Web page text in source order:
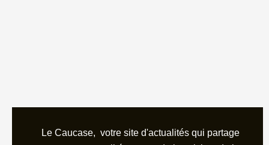
Le Caucase, votre site d'actualités qui partage